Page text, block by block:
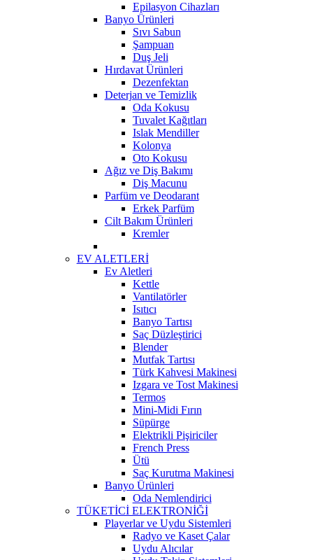
Epilasyon Cihazları
Banyo Ürünleri
Sıvı Sabun
Şampuan
Duş Jeli
Hırdavat Ürünleri
Dezenfektan
Deterjan ve Temizlik
Oda Kokusu
Tuvalet Kağıtları
Islak Mendiller
Kolonya
Oto Kokusu
Ağız ve Diş Bakımı
Diş Macunu
Parfüm ve Deodarant
Erkek Parfüm
Cilt Bakım Ürünleri
Kremler
EV ALETLERİ
Ev Aletleri
Kettle
Vantilatörler
Isıtıcı
Banyo Tartısı
Saç Düzleştirici
Blender
Mutfak Tartısı
Türk Kahvesi Makinesi
Izgara ve Tost Makinesi
Termos
Mini-Midi Fırın
Süpürge
Elektrikli Pişiriciler
French Press
Ütü
Saç Kurutma Makinesi
Banyo Ürünleri
Oda Nemlendirici
TÜKETİCİ ELEKTRONİĞİ
Playerlar ve Uydu Sistemleri
Radyo ve Kaset Çalar
Uydu Alıcılar